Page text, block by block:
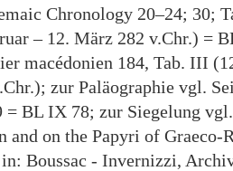
Chronology 20–24; 30;
– 12. März 282 v.Chr.) =
macédonien 184, Tab. III
zur Paläographie vgl.
= BL IX 78; zur Siegelung
and on the Papyri of Graeco-
Boussac - Invernizzi,